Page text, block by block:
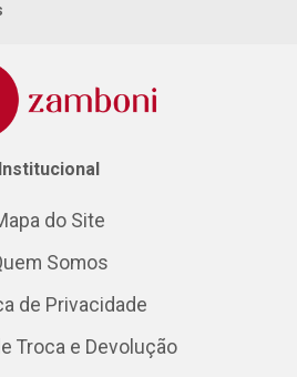
Institucional
do Site
Somos
de Privacidade
Troca e Devolução